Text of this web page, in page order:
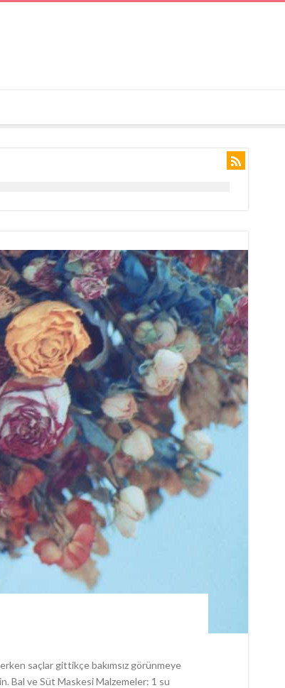
saçlar gittikçe bakımsız görünmeye
Bal ve Süt Maskesi Malzemeler: 1 su